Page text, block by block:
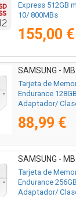
Express 512GB
10/ 800MBs
155,00 €
SAMSUNG -
Tarjeta de
Endurance
Adaptador/
88,99 €
SAMSUNG -
Tarjeta de
Endurance
Adaptador/